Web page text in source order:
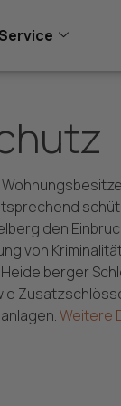
den
von
Weitere